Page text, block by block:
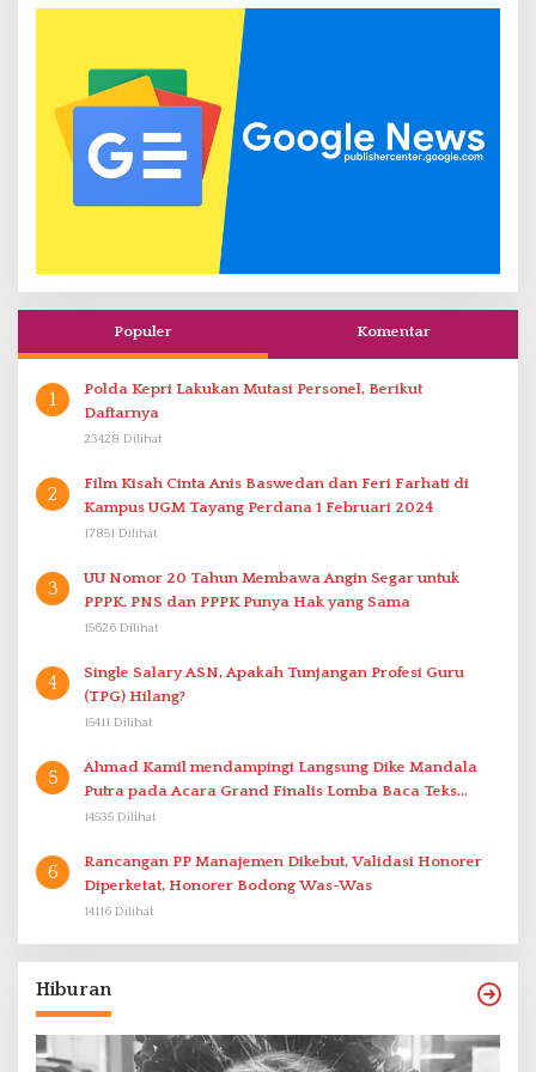
Populer Komentar
1
Polda Kepri Lakukan Mutasi Personel, Berikut
Daftarnya
23428 Dilihat
2
Film Kisah Cinta Anis Baswedan dan Feri Farhati di
Kampus UGM Tayang Perdana 1 Februari 2024
17851 Dilihat
3
UU Nomor 20 Tahun Membawa Angin Segar untuk
PPPK. PNS dan PPPK Punya Hak yang Sama
15626 Dilihat
4
Single Salary ASN, Apakah Tunjangan Profesi Guru
(TPG) Hilang?
15411 Dilihat
5
Ahmad Kamil mendampingi Langsung Dike Mandala
Putra pada Acara Grand Finalis Lomba Baca Teks
Proklamasi Mirip Bung Karno di Bali
14535 Dilihat
6
Rancangan PP Manajemen Dikebut, Validasi Honorer
Diperketat, Honorer Bodong Was-Was
14116 Dilihat
Hiburan